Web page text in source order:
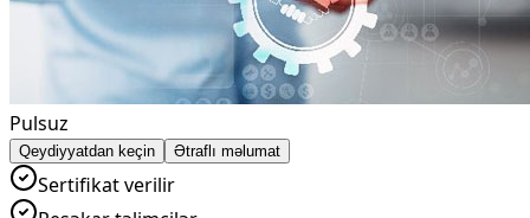
Pulsuz
Qeydiyyatdan keçin Ətraflı məlumat
Sertifikat verilir